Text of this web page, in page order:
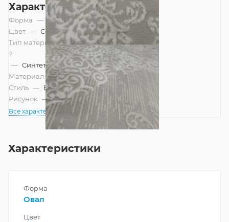
Характеристики
Форма — Овал
Цвет — Серый
Тип материала
?
— Синтетический
Материал — Полиэстер
Стиль — Винтажный, Модерн
Рисунок — Современный
Все характеристики
Характеристики
Форма
Овал
Цвет